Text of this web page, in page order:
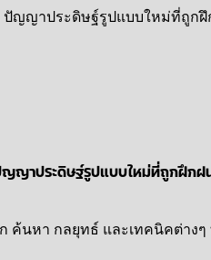
ญาประดิษฐ์รูปแบบใหม่ที่ถูกฝึกฝ
ก ค้นหา กลยุทธ์ และเทคนิคต่าง